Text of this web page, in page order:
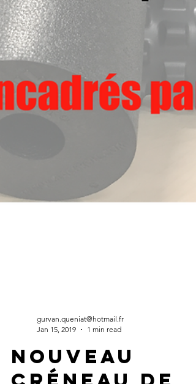
Jan 15, 2019
1 min read